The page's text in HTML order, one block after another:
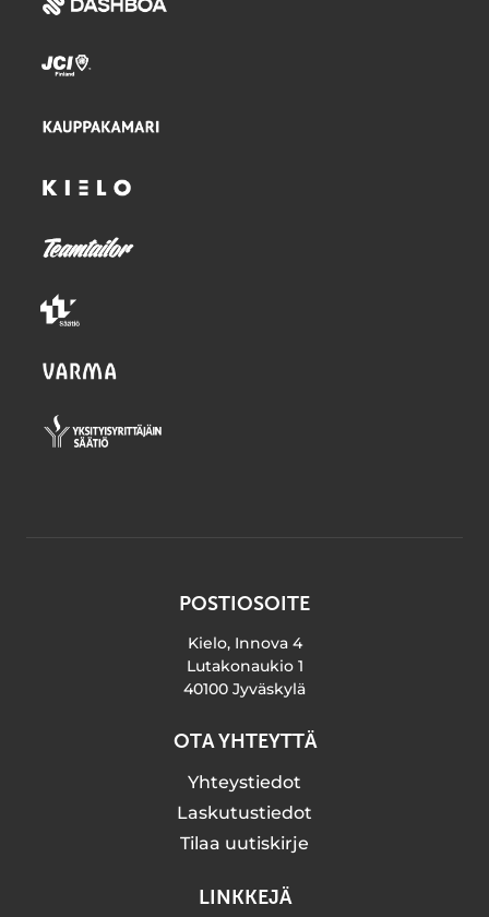
POSTIOSOITE
Kielo, Innova 4
Lutakonaukio 1
40100 Jyväskylä
OTA YHTEYTTÄ
Yhteystiedot
Laskutustiedot
Tilaa uutiskirje
LINKKEJÄ